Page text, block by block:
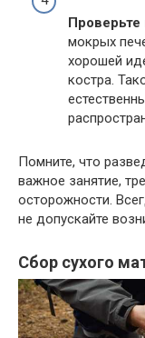
мокрых
хорошей
костра.
Помните, что
важное занятие,
осторожности.
не допускайте
Сбор сухого